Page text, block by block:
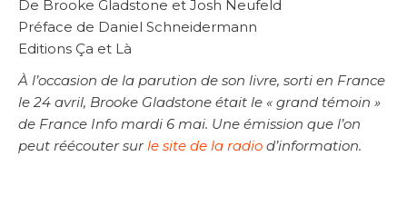
De Brooke Gladstone et Josh Neufeld
Préface de Daniel Schneidermann
Editions Ça et Là
À l’occasion de la parution de son livre, sorti en France
le 24 avril, Brooke Gladstone était le « grand témoin »
de France Info mardi 6 mai. Une émission que l’on
peut réécouter sur le site de la radio d’information.